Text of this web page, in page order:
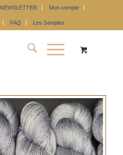
NEWSLETTER Mon compte
FAQ Les Samples